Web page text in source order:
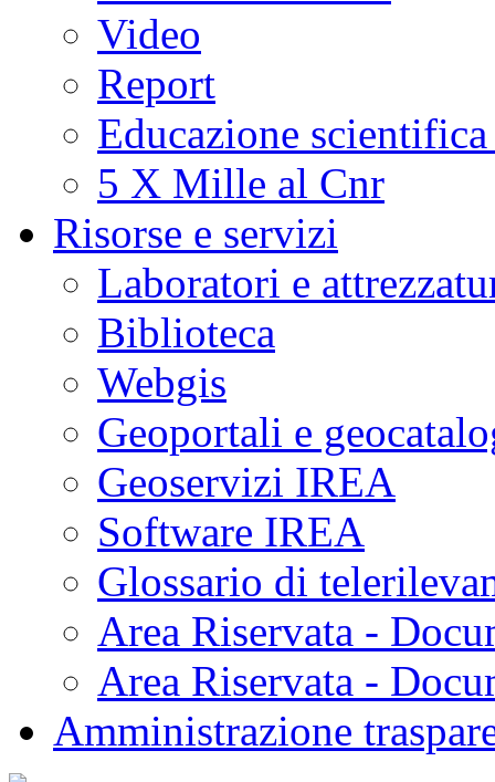
Video
Report
Educazione
5 X Mille al Cnr
Risorse e servizi
Laboratori e
Biblioteca
Webgis
Geoportali e
Geoservizi IREA
Software IREA
Glossario di
Area Riservata -
Area Riservata -
Amministrazione